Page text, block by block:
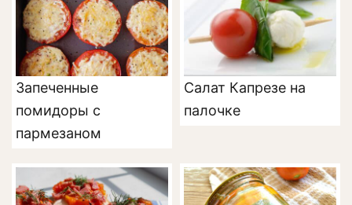
Запеченные
помидоры с
пармезаном
Салат Капрезе на
палочке